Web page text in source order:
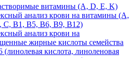
витамины (A, D, E, K)
анализ крови на витамины (A,
C, B1, B5, B6, В9, B12)
анализ крови на
жирные кислоты семейства
(линолевая кислота, линоленовая